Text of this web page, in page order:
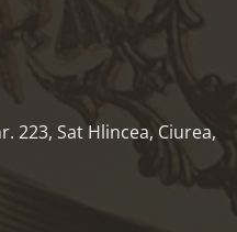
223, Sat Hlincea, Ciurea,